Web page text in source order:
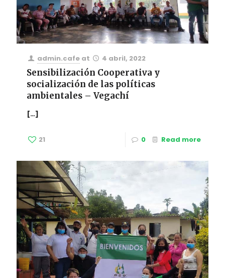
admin.cafe at 4 abril, 2022
Sensibilización Cooperativa y
socialización de las políticas
ambientales – Vegachí
[…]
21 0 Read more